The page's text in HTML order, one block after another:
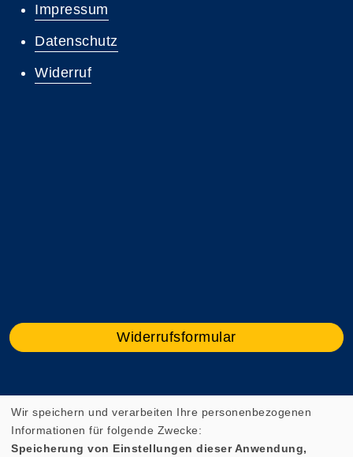
Impressum
Datenschutz
Widerruf
Widerrufsformular
Cookie Einstellungen
Wir speichern und verarbeiten Ihre personenbezogenen
Informationen für folgende Zwecke:
Speicherung von Einstellungen dieser Anwendung,